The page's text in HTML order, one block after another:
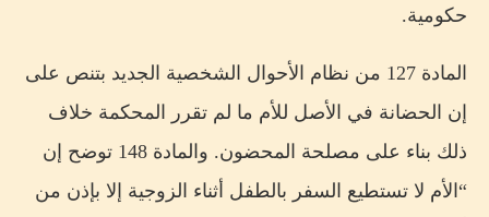
حكومية.
المادة 127 من نظام الأحوال الشخصية الجديد بتنص على
إن الحضانة في الأصل للأم ما لم تقرر المحكمة خلاف
ذلك بناء على مصلحة المحضون. والمادة 148 توضح إن
“الأم لا تستطيع السفر بالطفل أثناء الزوجية إلا بإذن من